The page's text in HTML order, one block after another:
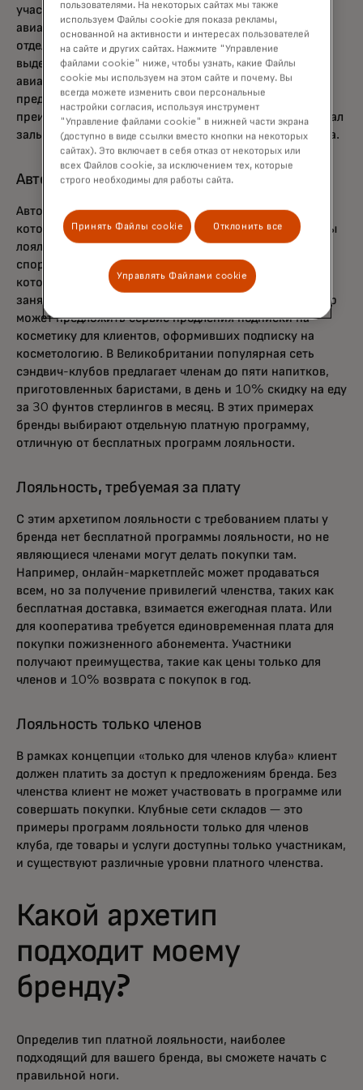
участника. Например, недорогая европейская
авиакомпания предлагает подписку, включающую
отдельную передачу багажа, более быструю посадку,
выделенные места и ускоренную охрану. Другая
авиакомпания, базирующаяся на Ближнем Востоке,
предлагает многоуровневую подписку с растущими
преимуществами, включая бонусные мили, доступ в зал
залы аэропорта и нормы зарегистрированного багажа.
Автономная подписка
Автономные подписки — это платные программы,
которые работают отдельно от бесплатной программы
лояльности. Например, компания по продаже
спортивной одежды предлагает платную подписку,
которая предоставляет доступ к тысячам фитнес-
занятий и видео. В другом примере, крупный ритейлер
может предложить сервис продления подписки на
косметику для клиентов, оформивших подписку на
косметологию. В Великобритании популярная сеть
сэндвич-клубов предлагает членам до пяти напитков,
приготовленных баристами, в день и 10% скидку на еду
за 30 фунтов стерлингов в месяц. В этих примерах
бренды выбирают отдельную платную программу,
отличную от бесплатных программ лояльности.
Лояльность, требуемая за плату
С этим архетипом лояльности с требованием платы у
бренда нет бесплатной программы лояльности, но не
являющиеся членами могут делать покупки там.
Например, онлайн-маркетплейс может продаваться
всем, но за получение привилегий членства, таких как
бесплатная доставка, взимается ежегодная плата. Или
для кооператива требуется единовременная плата для
покупки пожизненного абонемента. Участники
получают преимущества, такие как цены только для
членов и 10% возврата с покупок в год.
Лояльность только членов
В рамках концепции «только для членов клуба» клиент
должен платить за доступ к предложениям бренда. Без
членства клиент не может участвовать в программе или
совершать покупки. Клубные сети складов — это
примеры программ лояльности только для членов
клуба, где товары и услуги доступны только участникам,
и существуют различные уровни платного членства.
Какой архетип
подходит моему
бренду?
Определив тип платной лояльности, наиболее
подходящий для вашего бренда, вы сможете начать с
правильной ноги.
пользователями. На некоторых сайтах мы также
используем Файлы cookie для показа рекламы,
основанной на активности и интересах пользователей
на сайте и других сайтах. Нажмите "Управление
файлами cookie" ниже, чтобы узнать, какие Файлы
cookie мы используем на этом сайте и почему. Вы
всегда можете изменить свои персональные
настройки согласия, используя инструмент
"Управление файлами cookie" в нижней части экрана
(доступно в виде ссылки вместо кнопки на некоторых
сайтах). Это включает в себя отказ от некоторых или
всех Файлов cookie, за исключением тех, которые
строго необходимы для работы сайта.
Принять Файлы cookie Отклонить все
Управлять Файлами cookie